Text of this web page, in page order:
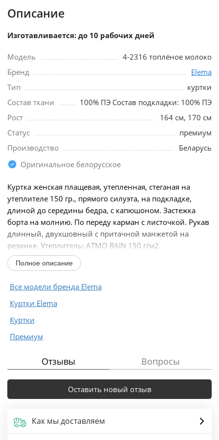
Описание
Изготавливается: до 10 рабочих дней
Модель
4-2316 топлёное молоко
Бренд
Elema
Тип
куртки
Состав ткани
100% ПЭ Состав подкладки: 100% ПЭ
Рост
164 см, 170 см
Статус
премиум
Производство
Беларусь
Оригинальное белорусское
Куртка женская плащевая, утепленная, стеганая на
утеплителе 150 гр., прямого силуэта, на подкладке,
длиной до середины бедра, с капюшоном. Застежка
борта на молнию. По переду карман с листочкой. Рукав
длинный, двухшовный с притачной манжетой на
резинке. Утеплитель: ATMO RAIN 150 г/м2.
Щадящая...
Полное описание
Все модели бренда Elema
Куртки Elema
Куртки
Премиум
Отзывы Вопросы
Оставить новый отзыв
Как мы доставляем